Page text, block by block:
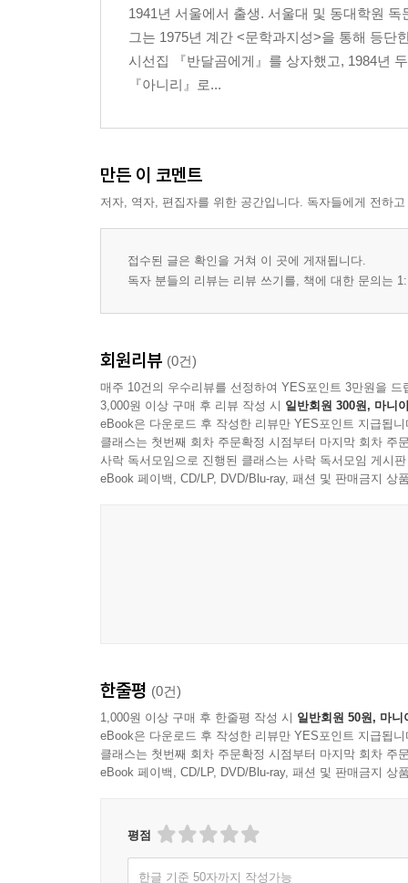
1941년 서울에서 출생. 서울대 및 동대학원
그는 1975년 계간 <문학과지성>을 통해 등단
시선집 『반달곰에게』를 상자했고, 1984년
『아니리』로...
만든 이 코멘트
저자, 역자, 편집자를 위한 공간입니다. 독자들에게 전하
접수된 글은 확인을 거쳐 이 곳에 게재됩니다.
독자 분들의 리뷰는 리뷰 쓰기를, 책에 대한 문의는
회원리뷰 (0건)
매주 10건의 우수리뷰를 선정하여 YES포인트 3만원을 드
3,000원 이상 구매 후 리뷰 작성 시 일반회원 300원, 마니
eBook은 다운로드 후 작성한 리뷰만 YES포인트 지급됩니
클래스는 첫번째 회차 주문확정 시점부터 마지막 회차 주
사락 독서모임으로 진행된 클래스는 사락 독서모임 게시
eBook 페이백, CD/LP, DVD/Blu-ray, 패션 및 판매금지 상
한줄평 (0건)
1,000원 이상 구매 후 한줄평 작성 시 일반회원 50원, 마니
eBook은 다운로드 후 작성한 리뷰만 YES포인트 지급됩니
클래스는 첫번째 회차 주문확정 시점부터 마지막 회차 주
eBook 페이백, CD/LP, DVD/Blu-ray, 패션 및 판매금지 상
평점
한글 기준 50자까지 작성가능